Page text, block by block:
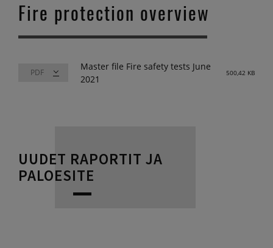
Fire protection overview
Master file Fire safety tests June
2021
500,42 KB
UUDET RAPORTIT JA
PALOESITE